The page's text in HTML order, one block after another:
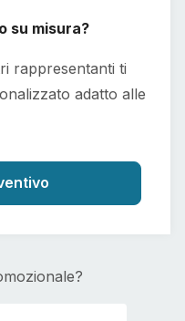
su misura?
rappresentanti ti
adatto alle